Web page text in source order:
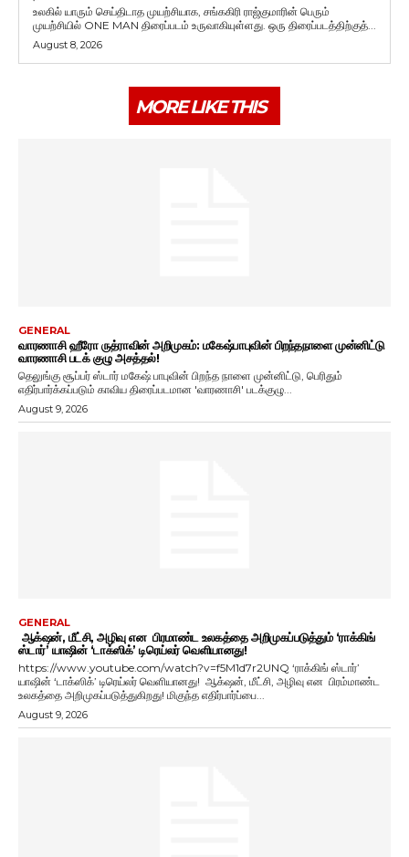
உலகில் யாரும் செய்திடாத முயற்சியாக, சங்ககிரி ராஜ்குமாரின் பெரும்
முயற்சியில் ONE MAN திரைப்படம் உருவாகியுள்ளது. ஒரு திரைப்படத்திற்குத்...
August 8, 2026
MORE LIKE THIS
GENERAL
வாரணாசி ஹீரோ ருத்ராவின் அறிமுகம்: மகேஷ்பாபுவின் பிறந்தநாளை முன்னிட்டு
வாரணாசி படக் குழு அசத்தல்!
தெலுங்கு சூப்பர் ஸ்டார் மகேஷ் பாபுவின் பிறந்த நாளை முன்னிட்டு, பெரிதும்
எதிர்பார்க்கப்படும் காவிய திரைப்படமான 'வாரணாசி' படக்குழு...
August 9, 2026
GENERAL
ஆக்‌ஷன், மீட்சி, அழிவு என பிரமாண்ட உலகத்தை அறிமுகப்படுத்தும் ‘ராக்கிங்
ஸ்டார்’ யாஷின் ‘டாக்ஸிக்’ டிரெய்லர் வெளியானது!
https://www.youtube.com/watch?v=f5M1d7r2UNQ ‘ராக்கிங் ஸ்டார்’
யாஷின் ‘டாக்ஸிக்’ டிரெய்லர் வெளியானது! ஆக்‌ஷன், மீட்சி, அழிவு என பிரம்மாண்ட
உலகத்தை அறிமுகப்படுத்துகிறது! மிகுந்த எதிர்பார்ப்பை...
August 9, 2026